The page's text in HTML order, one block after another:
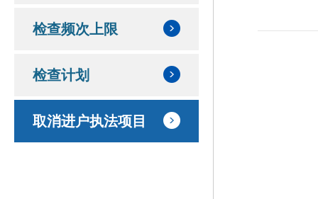
检查频次上限
检查计划
取消进户执法项目